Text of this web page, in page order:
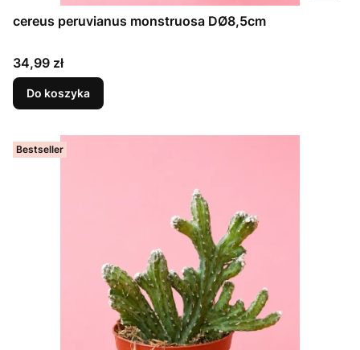
cereus peruvianus monstruosa DØ8,5cm
Cena
34,99 zł
Do koszyka
Bestseller